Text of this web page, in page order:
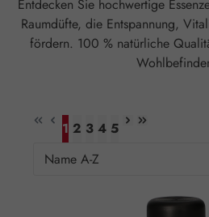
Entdecken Sie hochwertige
Raumdüfte, die Entspannung,
fördern. 100 % natürliche
Seite
1 2 3 4 5